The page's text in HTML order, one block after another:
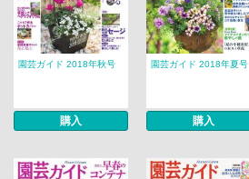
園芸ガイド 2018年秋号
購入
園芸ガイド 2018年夏号
購入